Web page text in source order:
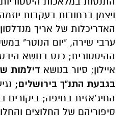
ויצמן ברחובות בעקבות
האדריכלות של אריך
ערבי שירה, "יום הנוטר"
ההיסטורית; כנס בנושא
איילון; סיור בנושא דילמות
בגבעת התנ"ך בירושלים;
החיג’אזית בחיפה;
סיפוריהם של החלוצים